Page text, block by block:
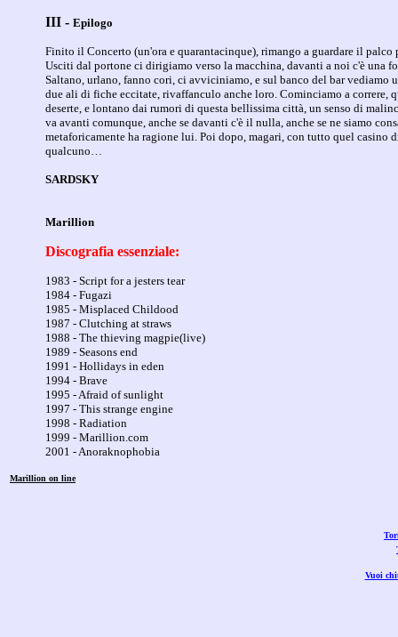
III - Epilogo
Finito il Concerto (un'ora e quarantacinque), rimango a guardare il
Usciti dal portone ci dirigiamo verso la macchina, davanti a noi c'è una
Saltano, urlano, fanno cori, ci avviciniamo, e sul banco del bar vediamo
due ali di fiche eccitate, rivaffanculo anche loro. Cominciamo a correre,
deserte, e lontano dai rumori di questa bellissima città, un senso di
va avanti comunque, anche se davanti c'è il nulla, anche se ne siamo
metaforicamente ha ragione lui. Poi dopo, magari, con tutto quel casino
qualcuno…
SARDSKY
Marillion
Discografia essenziale:
1983 - Script for a jesters tear
1984 - Fugazi
1985 - Misplaced Childood
1987 - Clutching at straws
1988 - The thieving magpie(live)
1989 - Seasons end
1991 - Hollidays in eden
1994 - Brave
1995 - Afraid of sunlight
1997 - This strange engine
1998 - Radiation
1999 - Marillion.com
2001 - Anoraknophobia
Marillion on line
Vuoi